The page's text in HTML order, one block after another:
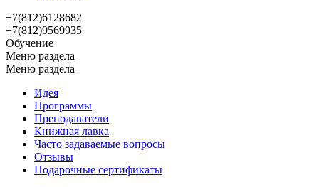
+7(812)6128682
+7(812)9569935
Обучение
Меню раздела
Меню раздела
Идея
Программы
Преподаватели
Книжная лавка
Часто задаваемые вопросы
Отзывы
Подарочные сертификаты